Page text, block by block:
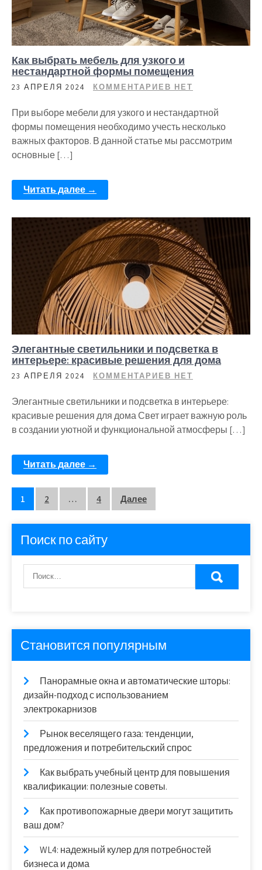
Как выбрать мебель для узкого и
нестандартной формы помещения
23 АПРЕЛЯ 2024 КОММЕНТАРИЕВ НЕТ
При выборе мебели для узкого и нестандартной
формы помещения необходимо учесть несколько
важных факторов. В данной статье мы рассмотрим
основные […]
Читать далее →
Элегантные светильники и подсветка в
интерьере: красивые решения для дома
23 АПРЕЛЯ 2024 КОММЕНТАРИЕВ НЕТ
Элегантные светильники и подсветка в интерьере:
красивые решения для дома Свет играет важную роль
в создании уютной и функциональной атмосферы […]
Читать далее →
Пагинация
записей
1 2 … 4 Далее
Поиск по сайту
Становится популярным
Панорамные окна и автоматические шторы:
дизайн-подход с использованием
электрокарнизов
Рынок веселящего газа: тенденции,
предложения и потребительский спрос
Как выбрать учебный центр для повышения
квалификации: полезные советы.
Как противопожарные двери могут защитить
ваш дом?
WL4: надежный кулер для потребностей
бизнеса и дома